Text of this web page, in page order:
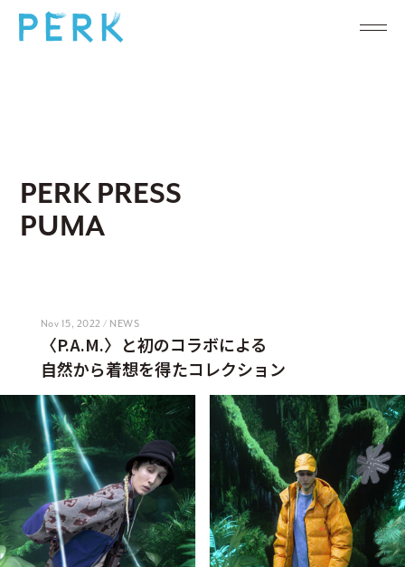
PERK PRESS
PUMA
Nov 15, 2022 / NEWS
〈P.A.M.〉と初のコラボによる
自然から着想を得たコレクション